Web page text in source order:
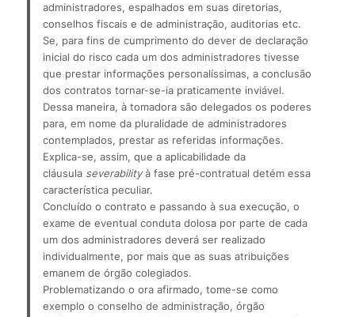
administradores, espalhados em suas diretorias,
conselhos fiscais e de administração, auditorias etc.
Se, para fins de cumprimento do dever de declaração
inicial do risco cada um dos administradores tivesse
que prestar informações personalíssimas, a conclusão
dos contratos tornar-se-ia praticamente inviável.
Dessa maneira, à tomadora são delegados os poderes
para, em nome da pluralidade de administradores
contemplados, prestar as referidas informações.
Explica-se, assim, que a aplicabilidade da
cláusula severability à fase pré-contratual detém essa
característica peculiar.
Concluído o contrato e passando à sua execução, o
exame de eventual conduta dolosa por parte de cada
um dos administradores deverá ser realizado
individualmente, por mais que as suas atribuições
emanem de órgão colegiados.
Problematizando o ora afirmado, tome-se como
exemplo o conselho de administração, órgão